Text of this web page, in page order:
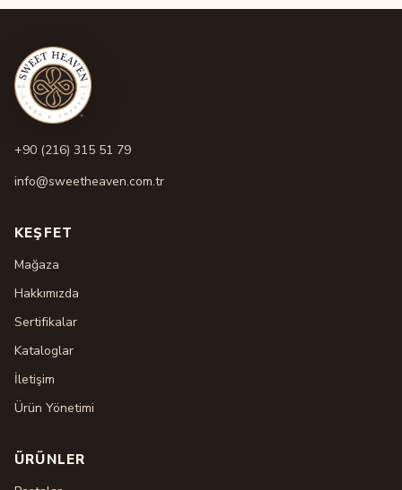
+90 (216) 315 51 79
info@sweetheaven.com.tr
KEŞFET
Mağaza
Hakkımızda
Sertifikalar
Kataloglar
İletişim
Ürün Yönetimi
ÜRÜNLER